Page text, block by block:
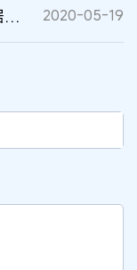
印度2020年预算分配偏重数据、技术和人才培养 2020-05-19